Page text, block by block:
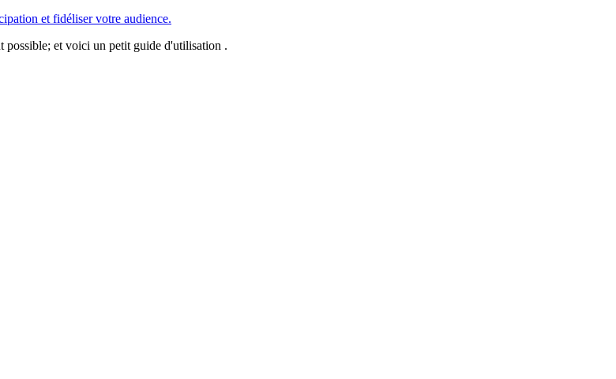
et fidéliser votre audience.
possible; et voici un petit guide d'utilisation .